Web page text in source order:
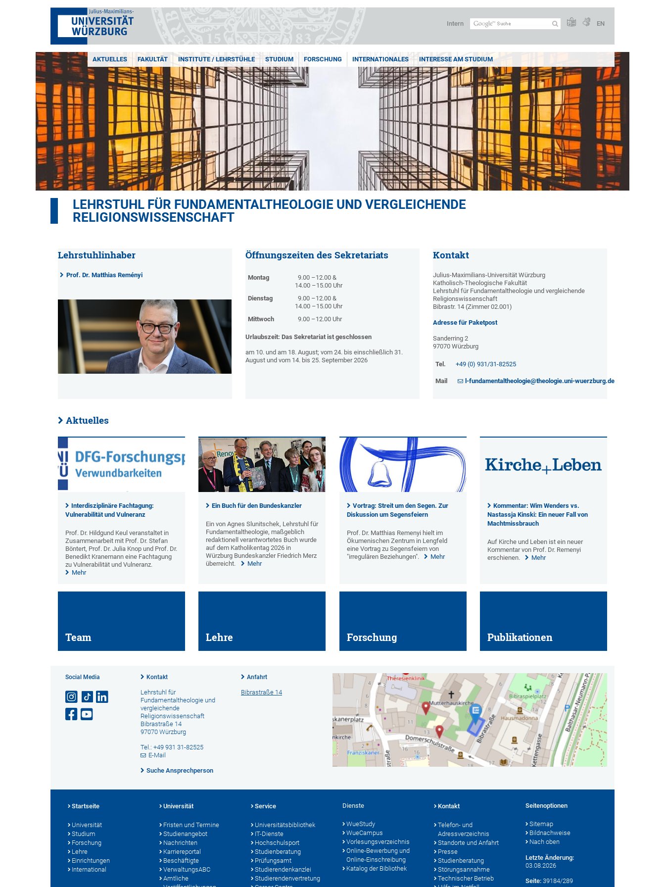
Intern EN
AKTUELLES FAKULTÄT INSTITUTE / LEHRSTÜHLE STUDIUM FORSCHUNG INTERNATIONALES INTERESSE AM STUDIUM
LEHRSTUHL FÜR FUNDAMENTALTHEOLOGIE UND VERGLEICHENDE
RELIGIONSWISSENSCHAFT
Lehrstuhlinhaber
Prof. Dr. Matthias Reményi
Öffnungszeiten des Sekretariats
Montag
9.00 –12.00 &
14.00 –15.00 Uhr
Dienstag
9.00 –12.00 &
14.00 –15.00 Uhr
Mittwoch
9.00 –12.00 Uhr
Urlaubszeit: Das Sekretariat ist geschlossen
am 10. und am 18. August; vom 24. bis einschließlich 31.
August und vom 14. bis 25. September 2026
Kontakt
Julius-Maximilians-Universität Würzburg
Katholisch-Theologische Fakultät
Lehrstuhl für Fundamentaltheologie und vergleichende
Religionswissenschaft
Bibrastr. 14 (Zimmer 02.001)
Adresse für Paketpost
Sanderring 2
97070 Würzburg
Tel. +49 (0) 931/31-82525
Mail l-fundamentaltheologie@theologie.uni-wuerzburg.de
Aktuelles
Interdisziplinäre Fachtagung:
Vulnerabilität und Vulneranz
Prof. Dr. Hildgund Keul veranstaltet in
Zusammenarbeit mit Prof. Dr. Stefan
Böntert, Prof. Dr. Julia Knop und Prof. Dr.
Benedikt Kranemann eine Fachtagung
zu Vulnerabilität und Vulneranz.
Mehr
Ein Buch für den Bundeskanzler
Ein von Agnes Slunitschek, Lehrstuhl für
Fundamentaltheologie, maßgeblich
redaktionell verantwortetes Buch wurde
auf dem Katholikentag 2026 in
Würzburg Bundeskanzler Friedrich Merz
überreicht.
Mehr
Vortrag: Streit um den Segen. Zur
Diskussion um Segensfeiern
Prof. Dr. Matthias Remenyi hielt im
Ökumenischen Zentrum in Lengfeld
eine Vortrag zu Segensfeiern von
"irregulären Beziehungen".
Mehr
Kommentar: Wim Wenders vs.
Nastassja Kinski: Ein neuer Fall von
Machtmissbrauch
Auf Kirche und Leben ist ein neuer
Kommentar von Prof. Dr. Remenyi
erschienen.
Mehr
Team Lehre Forschung Publikationen
Social Media Kontakt
Lehrstuhl für
Fundamentaltheologie und
vergleichende
Religionswissenschaft
Bibrastraße 14
97070 Würzburg
Tel.: +49 931 31-82525
E-Mail
Suche Ansprechperson
Anfahrt
Bibrastraße 14
Startseite
Universität
Studium
Forschung
Lehre
Einrichtungen
International
Universität
Fristen und Termine
Studienangebot
Nachrichten
Karriereportal
Beschäftigte
VerwaltungsABC
Amtliche
Service
Universitätsbibliothek
IT-Dienste
Hochschulsport
Studienberatung
Prüfungsamt
Studierendenkanzlei
Studierendenvertretung
Dienste
WueStudy
WueCampus
Vorlesungsverzeichnis
Online-Bewerbung und
Online-Einschreibung
Katalog der Bibliothek
Kontakt
Telefon- und
Adressverzeichnis
Standorte und Anfahrt
Presse
Studienberatung
Störungsannahme
Technischer Betrieb
Seitenoptionen
Sitemap
Bildnachweise
Nach oben
Letzte Änderung:
03.08.2026
Seite: 39184/289